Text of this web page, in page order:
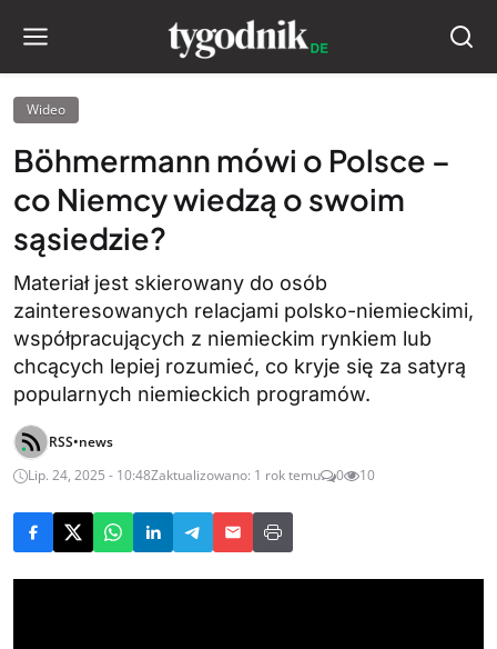
Wideo
Böhmermann mówi o Polsce –
co Niemcy wiedzą o swoim
sąsiedzie?
Materiał jest skierowany do osób
zainteresowanych relacjami polsko-niemieckimi,
współpracujących z niemieckim rynkiem lub
chcących lepiej rozumieć, co kryje się za satyrą
popularnych niemieckich programów.
RSS•news
Lip. 24, 2025 - 10:48Zaktualizowano: 1 rok temu 0 10